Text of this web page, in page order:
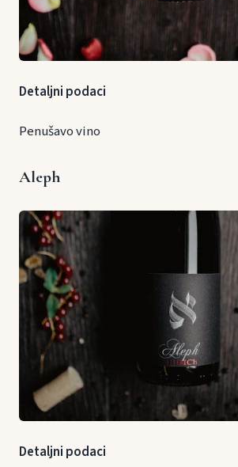
Detaljni podaci
Penušavo vino
Aleph
Detaljni podaci